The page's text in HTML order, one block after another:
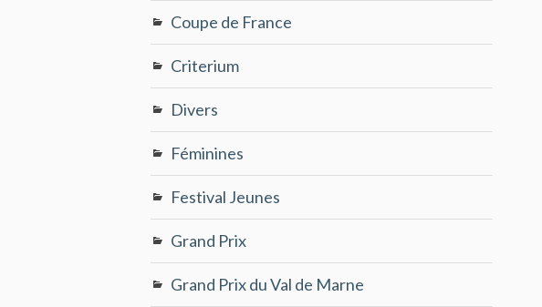
Coupe de France
Criterium
Divers
Féminines
Festival Jeunes
Grand Prix
Grand Prix du Val de Marne